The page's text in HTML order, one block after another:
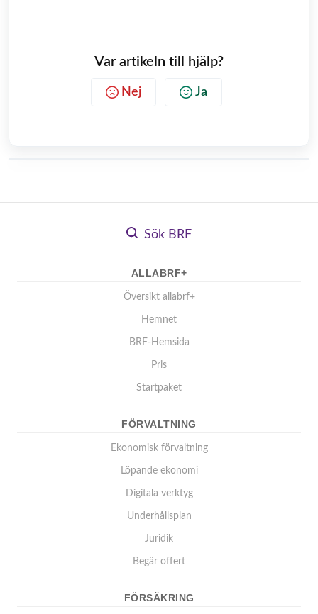
Var artikeln till hjälp?
Nej Ja
Sök BRF
ALLABRF+
Översikt allabrf+
Hemnet
BRF-Hemsida
Pris
Startpaket
FÖRVALTNING
Ekonomisk förvaltning
Löpande ekonomi
Digitala verktyg
Underhållsplan
Juridik
Begär offert
FÖRSÄKRING